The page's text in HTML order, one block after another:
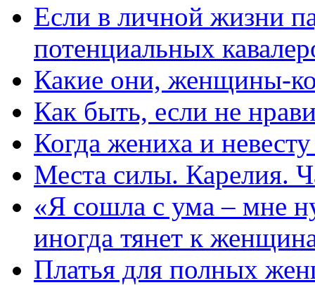
Если в личной жизни
потенциальных
Какие они, женщины-
Как быть, если не
Когда жениха и
Места силы. Карелия.
«Я сошла с ума – мне
иногда тянет к
Платья для полных